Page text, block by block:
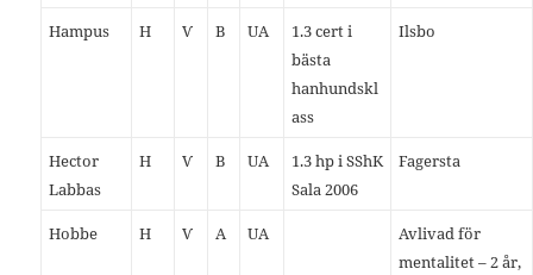
Hampus H Ѵ B UA
1.3 cert i
bästa
hanhundskl
ass
Ilsbo
Hector
Labbas
H Ѵ B UA
1.3 hp i SShK
Sala 2006
Fagersta
Hobbe H Ѵ A UA
Avlivad för
mentalitet – 2 år,